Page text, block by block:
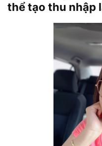
thể tạo thu nhập